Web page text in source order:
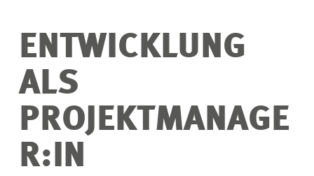
ENTWICKLUNG
ALS
PROJEKTMANAGE
R:IN